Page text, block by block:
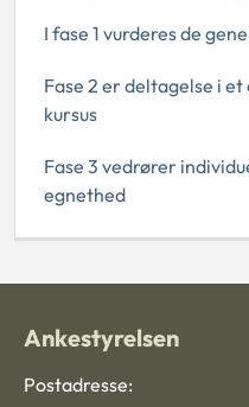
I fase 1 vurderes de
Fase 2 er deltagelse i
kursus
Fase 3 vedrører
egnethed
Ankestyrelsen
Postadresse: